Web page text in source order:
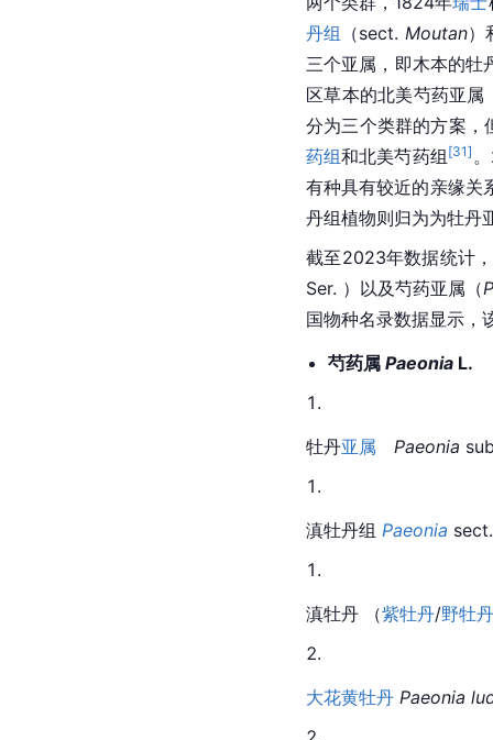
丹组 （sect. Moutan）
三个亚属，即木本的牡
区草本的北美芍药亚
分为三个类群的方案，
药组和北美芍药组 [31]
有种具有较近的亲缘关
丹组植物则归为为牡丹
截至2023年数据统计
Ser. ）以及芍药亚属（
国物种名录数据显示，
芍药属 Paeonia L.
牡丹亚属 Paeonia
滇牡丹组 Paeonia
滇牡丹 （紫牡丹/野牡丹
大花黄牡丹 Paeonia